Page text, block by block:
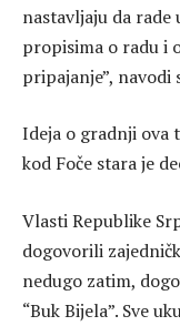
nastavljaju da rade
propisima o radu i
pripajanje”, navodi
Ideja o gradnji ova
kod Foče stara je
Vlasti Republike
dogovorili
nedugo zatim,
“Buk Bijela”. Sve